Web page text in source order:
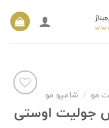
مو / َشامپو مو
جولیت اوستی